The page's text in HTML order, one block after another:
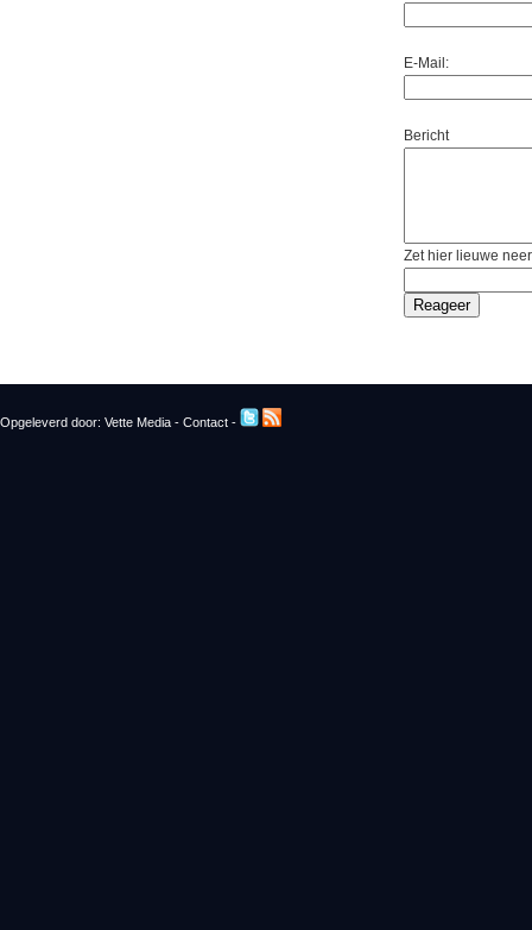
E-Mail:
Bericht
Zet hier lieuwe
Opgeleverd door: Vette Media - Contact -